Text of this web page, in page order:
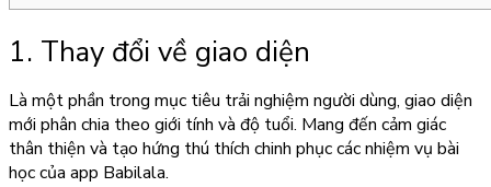
1. Thay đổi về giao diện
Là một phần trong mục tiêu trải nghiệm người dùng, giao diện
mới phân chia theo giới tính và độ tuổi. Mang đến cảm giác
thân thiện và tạo hứng thú thích chinh phục các nhiệm vụ bài
học của app Babilala.